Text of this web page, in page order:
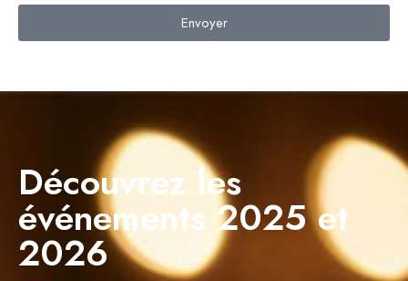
Envoyer
Découvrez les
événements 2025 et
2026